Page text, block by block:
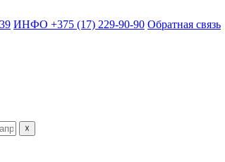
ИНФО +375 (17) 229-90-90 Обратная связь
☓